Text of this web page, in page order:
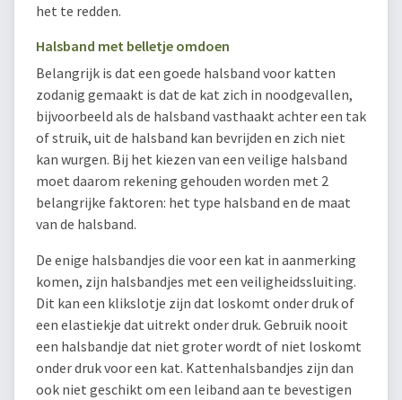
het te redden.
Halsband met belletje omdoen
Belangrijk is dat een goede halsband voor katten
zodanig gemaakt is dat de kat zich in noodgevallen,
bijvoorbeeld als de halsband vasthaakt achter een tak
of struik, uit de halsband kan bevrijden en zich niet
kan wurgen. Bij het kiezen van een veilige halsband
moet daarom rekening gehouden worden met 2
belangrijke faktoren: het type halsband en de maat
van de halsband.
De enige halsbandjes die voor een kat in aanmerking
komen, zijn halsbandjes met een veiligheidssluiting.
Dit kan een klikslotje zijn dat loskomt onder druk of
een elastiekje dat uitrekt onder druk. Gebruik nooit
een halsbandje dat niet groter wordt of niet loskomt
onder druk voor een kat. Kattenhalsbandjes zijn dan
ook niet geschikt om een leiband aan te bevestigen